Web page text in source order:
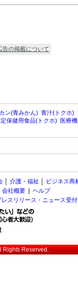
告の掲載について
ン(青みかん) 青汁(トクホ)
保健用食品(トクホ) 医療
介護・福祉
ビジネス商
社概要
ヘルプ
レスリリース・ニュース受付
Reserved.